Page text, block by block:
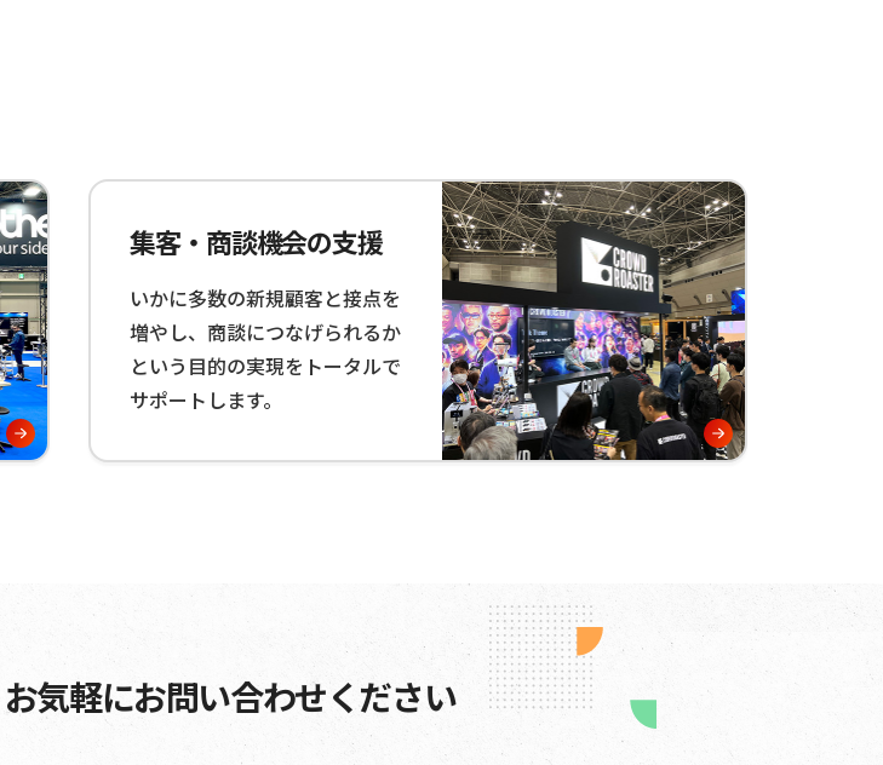
集客・商談機会の支援
いかに多数の新規顧客と接点を
増やし、商談につなげられるか
という目的の実現をトータルで
サポートします。
お気軽にお問い合わせください